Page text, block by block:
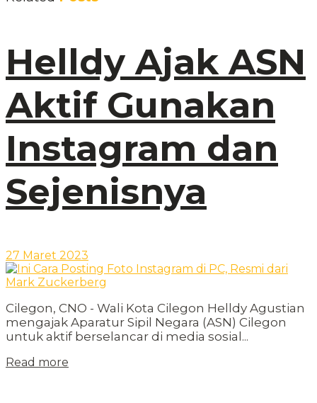
Helldy Ajak ASN
Aktif Gunakan
Instagram dan
Sejenisnya
27 Maret 2023
Cilegon, CNO - Wali Kota Cilegon Helldy Agustian
mengajak Aparatur Sipil Negara (ASN) Cilegon
untuk aktif berselancar di media sosial...
Read more